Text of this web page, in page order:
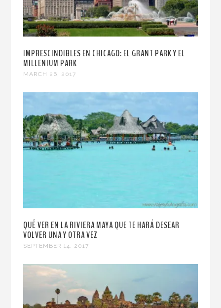
IMPRESCINDIBLES EN CHICAGO: EL GRANT PARK Y EL
MILLENIUM PARK
MARCH 26, 2017
QUÉ VER EN LA RIVIERA MAYA QUE TE HARÁ DESEAR
VOLVER UNA Y OTRA VEZ
SEPTEMBER 14, 2017